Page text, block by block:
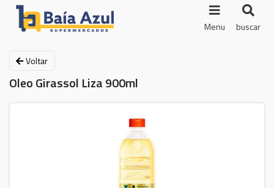
Menu buscar
Voltar
Oleo Girassol Liza 900ml